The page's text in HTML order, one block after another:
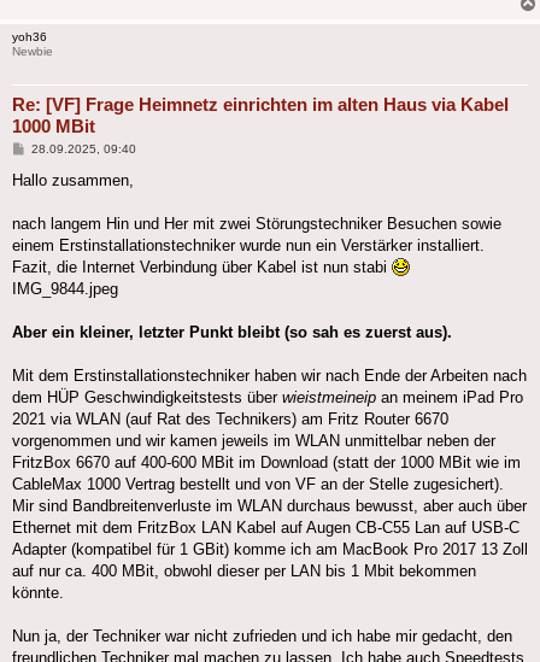
yoh36
Newbie
Re: [VF] Frage Heimnetz einrichten im alten Haus via Kabel
1000 MBit
Beitrag
28.09.2025, 09:40
Hallo zusammen,
nach langem Hin und Her mit zwei Störungstechniker Besuchen sowie
einem Erstinstallationstechniker wurde nun ein Verstärker installiert.
Fazit, die Internet Verbindung über Kabel ist nun stabi
IMG_9844.jpeg
Aber ein kleiner, letzter Punkt bleibt (so sah es zuerst aus).
Mit dem Erstinstallationstechniker haben wir nach Ende der Arbeiten nach
dem HÜP Geschwindigkeitstests über wieistmeineip an meinem iPad Pro
2021 via WLAN (auf Rat des Technikers) am Fritz Router 6670
vorgenommen und wir kamen jeweils im WLAN unmittelbar neben der
FritzBox 6670 auf 400-600 MBit im Download (statt der 1000 MBit wie im
CableMax 1000 Vertrag bestellt und von VF an der Stelle zugesichert).
Mir sind Bandbreitenverluste im WLAN durchaus bewusst, aber auch über
Ethernet mit dem FritzBox LAN Kabel auf Augen CB-C55 Lan auf USB-C
Adapter (kompatibel für 1 GBit) komme ich am MacBook Pro 2017 13 Zoll
auf nur ca. 400 MBit, obwohl dieser per LAN bis 1 Mbit bekommen
könnte.
Nun ja, der Techniker war nicht zufrieden und ich habe mir gedacht, den
freundlichen Techniker mal machen zu lassen. Ich habe auch Speedtests